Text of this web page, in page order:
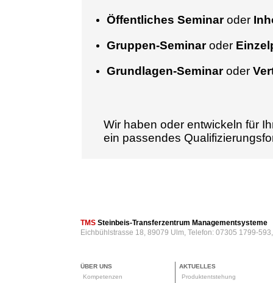
Öffentliches Seminaroder
Gruppen-Seminaroder
Grundlagen-Seminaroder
Wir haben oder entwickeln für
ein passendes
TMS Steinbeis-Transferzentrum Managementsysteme
Eichbühlstrasse 18, 89079 Ulm, Telefon: 07305 1799-
ÜBER UNS
Kompetenzen
AKTUELLES
Produktentstehung